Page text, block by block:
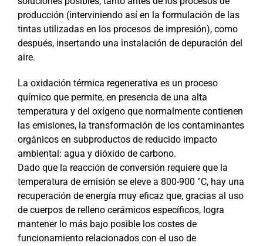
producción (interviniendo así en la formulación de las
tintas utilizadas en los procesos de impresión), como
después, insertando una instalación de depuración del
aire.
La oxidación térmica regenerativa es un proceso
químico que permite, en presencia de una alta
temperatura y del oxígeno que normalmente contienen
las emisiones, la transformación de los contaminantes
orgánicos en subproductos de reducido impacto
ambiental: agua y dióxido de carbono.
Dado que la reacción de conversión requiere que la
temperatura de emisión se eleve a 800-900 °C, hay una
recuperación de energía muy eficaz que, gracias al uso
de cuerpos de relleno cerámicos específicos, logra
mantener lo más bajo posible los costes de
funcionamiento relacionados con el uso de